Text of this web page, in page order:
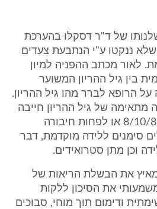
של ד"ר דסקלו בהערכת
שלא ננקטו ע"י הנתבעת צעדים
לאור מכתב ההפניה למיון
בין גיל ההריון המשוער
על הרופא לברר מהו גיל ההריון.
מתאימה של גיל ההריון חייבה
אשפוז האם עוד ביום 8/10/89 או לפחות חיבורה
סימנים ללידה מוקדמת, דבר
וכן מתן סטרואידים.
את הבשלת הריאות של
את הסיכון ללקות
ודימום תוך מוחי, סבוכים